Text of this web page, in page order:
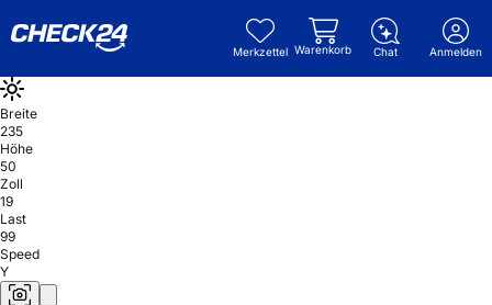
Merkzettel Warenkorb Chat Anmelden
Breite
235
Höhe
50
Zoll
19
Last
99
Speed
Y